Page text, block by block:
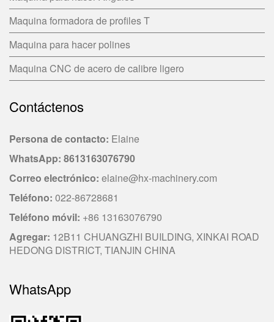
Maquina formadora de profiles T
Maquina para hacer polines
Maquina CNC de acero de calibre ligero
Contáctenos
Persona de contacto: Elaine
WhatsApp: 8613163076790
Correo electrónico: elaine@hx-machinery.com
Teléfono: 022-86728681
Teléfono móvil: +86 13163076790
Agregar: 12B11 CHUANGZHI BUILDING, XINKAI ROAD
HEDONG DISTRICT, TIANJIN CHINA
WhatsApp